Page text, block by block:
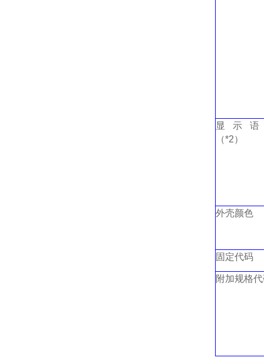
显示语
（*2）
外壳颜色
固定代码
附加规格